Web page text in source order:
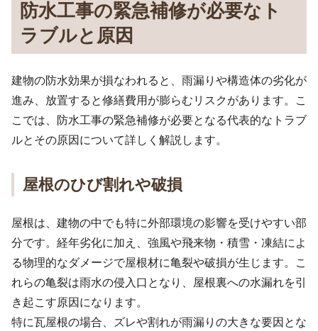
防水工事の緊急補修が必要なト
ラブルと原因
建物の防水効果が損なわれると、雨漏りや構造体の劣化が
進み、放置すると修繕費用が膨らむリスクがあります。こ
こでは、防水工事の緊急補修が必要となる代表的なトラブ
ルとその原因について詳しく解説します。
屋根のひび割れや破損
屋根は、建物の中でも特に外部環境の影響を受けやすい部
分です。経年劣化に加え、強風や飛来物・積雪・凍結によ
る物理的なダメージで屋根材に亀裂や破損が生じます。こ
れらの亀裂は雨水の侵入口となり、屋根裏への水漏れを引
き起こす原因になります。
特に瓦屋根の場合、ズレや割れが雨漏りの大きな要因とな